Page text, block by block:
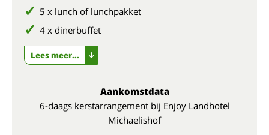
5 x lunch of lunchpakket
4 x dinerbuffet
Lees meer...
Aankomstdata
6-daags kerstarrangement bij Enjoy Landhotel
Michaelishof